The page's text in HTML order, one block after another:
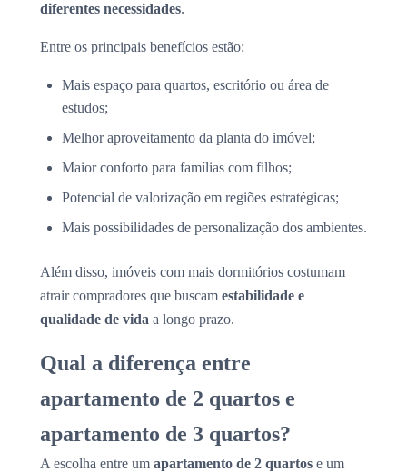
diferentes necessidades.
Entre os principais benefícios estão:
Mais espaço para quartos, escritório ou área de
estudos;
Melhor aproveitamento da planta do imóvel;
Maior conforto para famílias com filhos;
Potencial de valorização em regiões estratégicas;
Mais possibilidades de personalização dos ambientes.
Além disso, imóveis com mais dormitórios costumam
atrair compradores que buscam estabilidade e
qualidade de vida a longo prazo.
Qual a diferença entre
apartamento de 2 quartos e
apartamento de 3 quartos?
A escolha entre um apartamento de 2 quartos e um